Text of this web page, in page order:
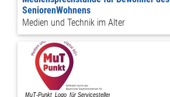
SeniorenWohnens
Medien und Technik im Alter